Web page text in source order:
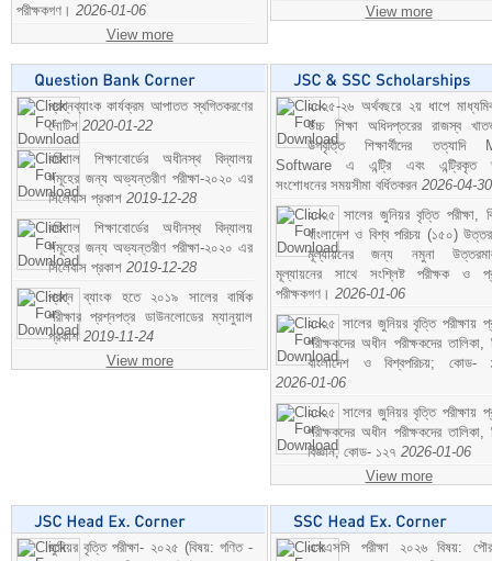
পরীক্ষকগণ। 2026-01-06
View more
View more
প্রশ্নব্যাংক কার্যক্রম আপাতত স্থগিতকরণের
নোটিশ 2020-01-22
বরিশাল শিক্ষাবোর্ডের অধীনস্থ বিদ্যালয়
সমূহের জন্য অভ্যন্তরীণ পরীক্ষা-২০২০ এর
সিলেবাস প্রকাশ 2019-12-28
বরিশাল শিক্ষাবোর্ডের অধীনস্থ বিদ্যালয়
সমূহের জন্য অভ্যন্তরীণ পরীক্ষা-২০২০ এর
সিলেবাস প্রকাশ 2019-12-28
প্রশ্ন ব্যাংক হতে ২০১৯ সালের বার্ষিক
পরীক্ষার প্রশ্নপত্র ডাউনলোডের ম্যানুয়াল
প্রকাশ 2019-11-24
View more
২০২৫-২৬ অর্থবছরে ২য় ধাপে
উচ্চ শিক্ষা অধিদপ্তরের রাজস্ব
উপবৃত্তি শিক্ষার্থীদের তত্যাদি
Software এ এন্ট্রি এবং এন্ট্রিকৃত
সংশোধনের সময়সীমা বর্ধিতকরন 2026-04-30
২০২৫ সালের জুনিয়র বৃত্তি পরীক্ষা,
বাংলাদেশ ও বিশ্ব পরিচয় (১৫০)
মূল্যায়নের জন্য নমুনা
মূল্যায়নের সাথে সংশ্লিষ্ট পরীক্ষক ও
পরীক্ষকগণ। 2026-01-06
২০২৫ সালের জুনিয়র বৃত্তি পরীক্ষায়
পরীক্ষকদের অধীন পরীক্ষকদের তালিকা,
বাংলাদেশ ও বিশ্বপরিচয়; কোড-
2026-01-06
২০২৫ সালের জুনিয়র বৃত্তি পরীক্ষায়
পরীক্ষকদের অধীন পরীক্ষকদের তালিকা,
বিজ্ঞান; কোড- ১২৭ 2026-01-06
View more
জুনিয়র বৃত্তি পরীক্ষা- ২০২৫ (বিষয়: গণিত -
এসএসসি পরীক্ষা ২০২৬ বিষয়: